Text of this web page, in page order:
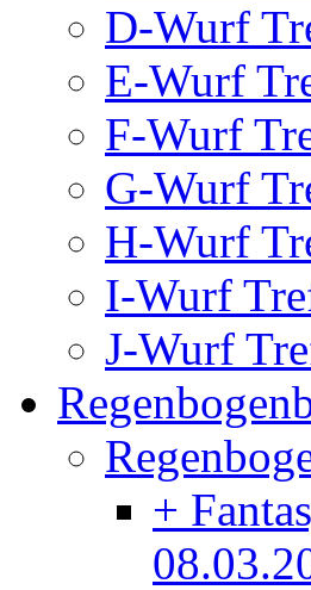
D-Wurf
E-Wurf
F-Wurf
G-Wurf
H-Wurf
I-Wurf
J-Wurf
+